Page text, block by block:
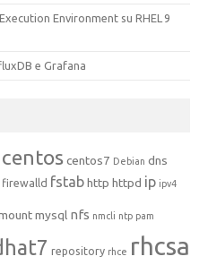
Environment su RHEL 9
e Grafana
centoscentos7 Debian dns
firewalld fstabhttp httpd ip ipv4
mysql nfs nmcli ntp pam
repository rhce rhcsa